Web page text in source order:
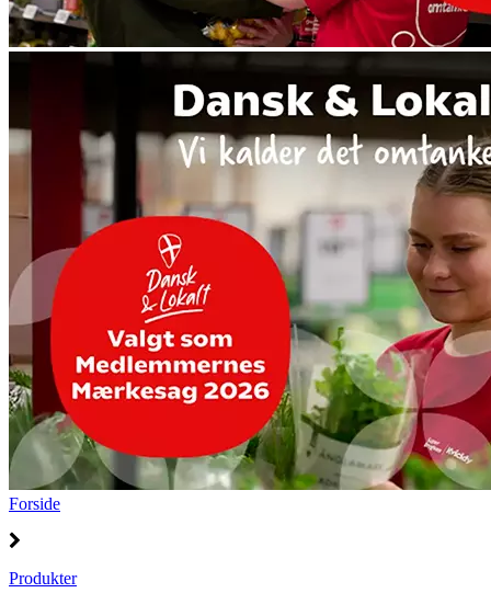
Forside
Produkter